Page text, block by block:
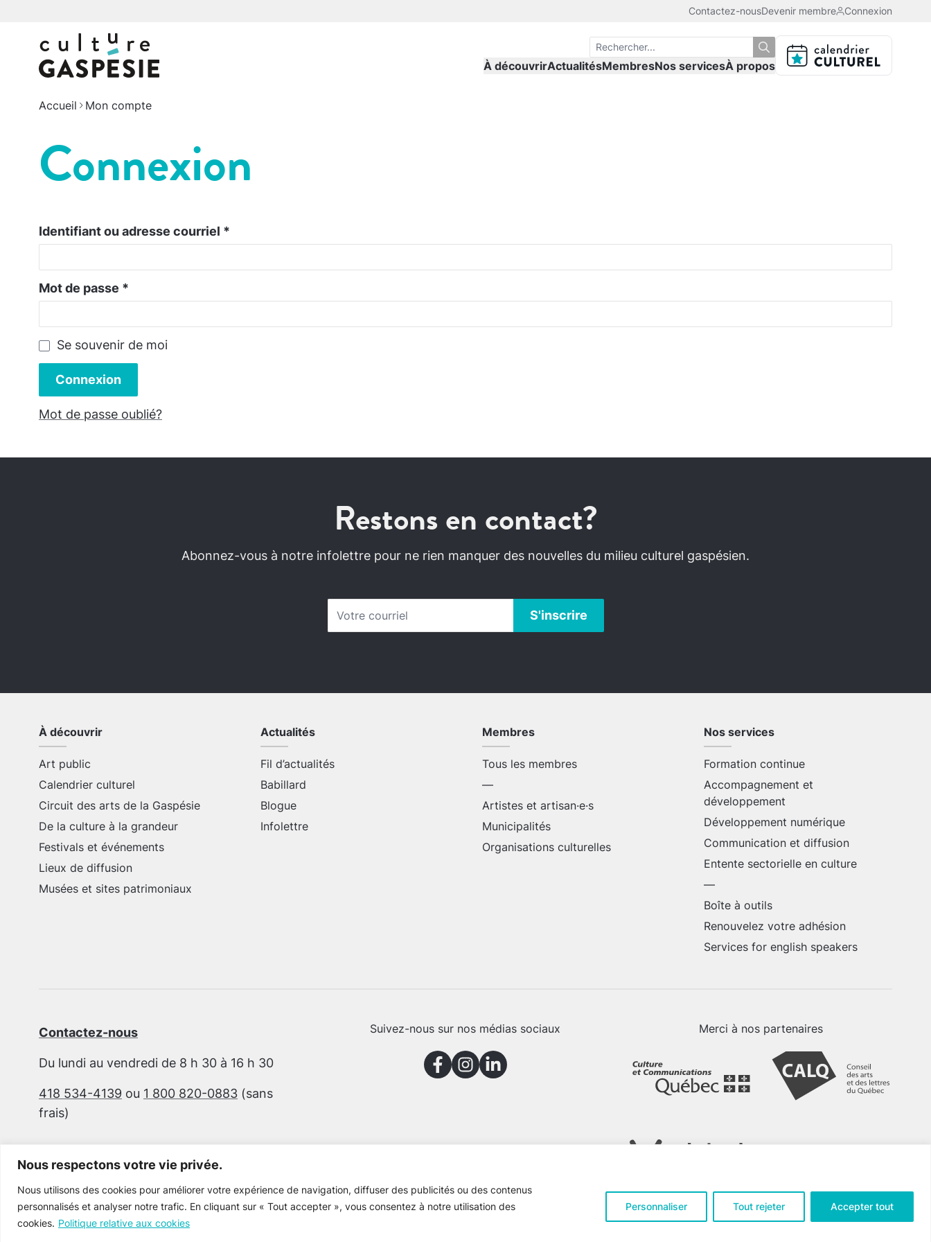
Nous respectons votre vie privée.
Nous utilisons des cookies pour améliorer votre expérience de navigation, diffuser des publicités ou des contenus
personnalisés et analyser notre trafic. En cliquant sur « Tout accepter », vous consentez à notre utilisation des
cookies. Politique relative aux cookies
Personnaliser Tout rejeter Accepter tout
Contactez-nousDevenir membre Connexion
À découvrirActualitésMembresNos servicesÀ propos
Accueil Mon compte
Connexion
Identifiant ou adresse courriel *
Mot de passe *
Se souvenir de moi
Connexion
Mot de passe oublié?
Restons en contact?
Abonnez-vous à notre infolettre pour ne rien manquer des nouvelles du milieu culturel gaspésien.
À découvrir
Art public
Calendrier culturel
Circuit des arts de la Gaspésie
De la culture à la grandeur
Festivals et événements
Lieux de diffusion
Musées et sites patrimoniaux
Actualités
Fil d’actualités
Babillard
Blogue
Infolettre
Membres
Tous les membres
—
Artistes et artisan·e·s
Municipalités
Organisations culturelles
Nos services
Formation continue
Accompagnement et
développement
Développement numérique
Communication et diffusion
Entente sectorielle en culture
—
Boîte à outils
Renouvelez votre adhésion
Services for english speakers
Contactez-nous
Du lundi au vendredi de 8 h 30 à 16 h 30
418 534-4139 ou 1 800 820-0883 (sans
frais)
Suivez-nous sur nos médias sociaux Merci à nos partenaires